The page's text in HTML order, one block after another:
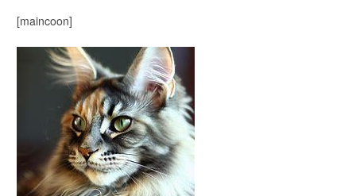
[maincoon]